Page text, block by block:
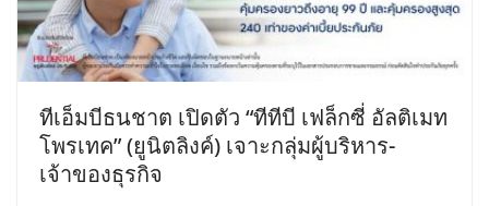
ทีเอ็มบีธนชาต เปิดตัว “ทีทีบี เฟล็กซี่ อัลติเมท
โพรเทค” (ยูนิตลิงค์) เจาะกลุ่มผู้บริหาร-
เจ้าของธุรกิจ